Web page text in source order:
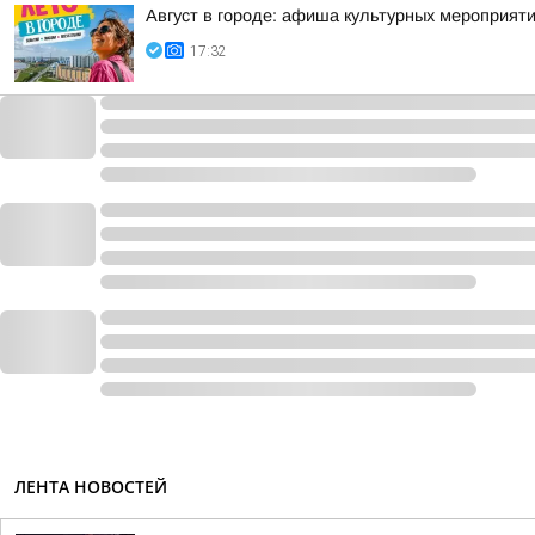
Август в городе: афиша культурных
17:32
ЛЕНТА НОВОСТЕЙ